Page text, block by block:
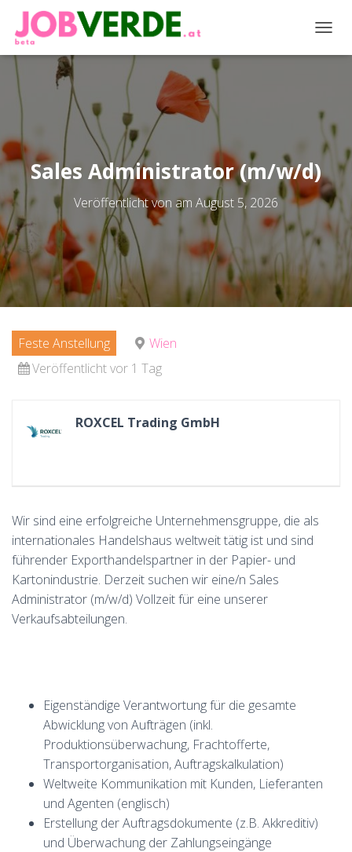
Sales Administrator (m/w/d)
Veröffentlicht von am August 5, 2026
Feste Anstellung
Wien
Veröffentlicht vor 1 Tag
ROXCEL Trading GmbH
Wir sind eine erfolgreiche Unternehmensgruppe, die als
internationales Handelshaus weltweit tätig ist und sind
führender Exporthandelspartner in der Papier- und
Kartonindustrie. Derzeit suchen wir eine/n Sales
Administrator (m/w/d) Vollzeit für eine unserer
Verkaufsabteilungen.
Eigenständige Verantwortung für die gesamte
Abwicklung von Aufträgen (inkl.
Produktionsüberwachung, Frachtofferte,
Transportorganisation, Auftragskalkulation)
Weltweite Kommunikation mit Kunden, Lieferanten
und Agenten (englisch)
Erstellung der Auftragsdokumente (z.B. Akkreditiv)
und Überwachung der Zahlungseingänge